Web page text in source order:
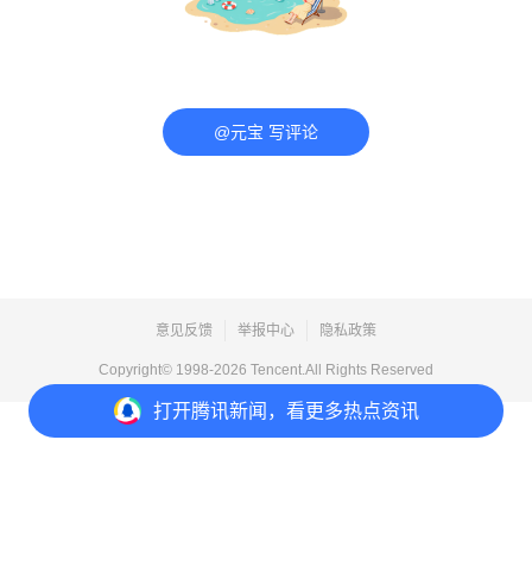
打开腾讯新闻，看更多热点资讯
@元宝 写评论
意见反馈 举报中心 隐私政策
Copyright© 1998-2026 Tencent.All Rights Reserved